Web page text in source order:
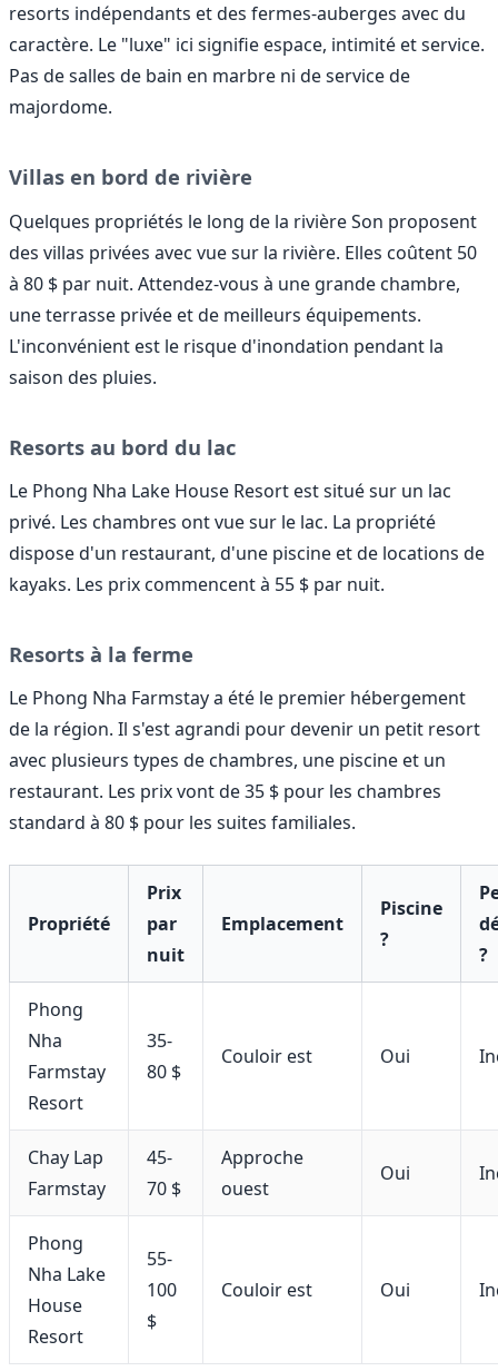
resorts indépendants et des fermes-auberges avec du
caractère. Le "luxe" ici signifie espace, intimité et service.
Pas de salles de bain en marbre ni de service de
majordome.
Villas en bord de rivière
Quelques propriétés le long de la rivière Son proposent
des villas privées avec vue sur la rivière. Elles coûtent 50
à 80 $ par nuit. Attendez-vous à une grande chambre,
une terrasse privée et de meilleurs équipements.
L'inconvénient est le risque d'inondation pendant la
saison des pluies.
Resorts au bord du lac
Le Phong Nha Lake House Resort est situé sur un lac
privé. Les chambres ont vue sur le lac. La propriété
dispose d'un restaurant, d'une piscine et de locations de
kayaks. Les prix commencent à 55 $ par nuit.
Resorts à la ferme
Le Phong Nha Farmstay a été le premier hébergement
de la région. Il s'est agrandi pour devenir un petit resort
avec plusieurs types de chambres, une piscine et un
restaurant. Les prix vont de 35 $ pour les chambres
standard à 80 $ pour les suites familiales.
Propriété
Prix
par
nuit
Emplacement
Piscine
?
?
Phong
Nha
Farmstay
Resort
35-
80 $
Couloir est Oui
Chay Lap
Farmstay
45-
70 $
Approche
ouest
Oui
Phong
Nha Lake
House
Resort
55-
100
$
Couloir est Oui